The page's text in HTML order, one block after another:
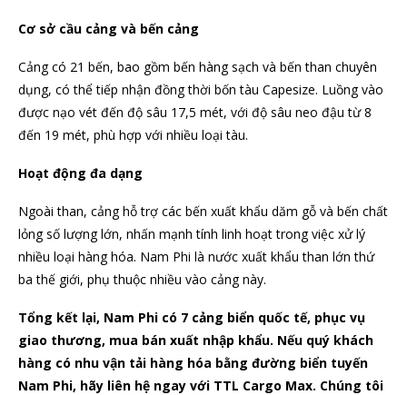
Cơ sở cầu cảng và bến cảng
Cảng có 21 bến, bao gồm bến hàng sạch và bến than chuyên
dụng, có thể tiếp nhận đồng thời bốn tàu Capesize. Luồng vào
được nạo vét đến độ sâu 17,5 mét, với độ sâu neo đậu từ 8
đến 19 mét, phù hợp với nhiều loại tàu.
Hoạt động đa dạng
Ngoài than, cảng hỗ trợ các bến xuất khẩu dăm gỗ và bến chất
lỏng số lượng lớn, nhấn mạnh tính linh hoạt trong việc xử lý
nhiều loại hàng hóa. Nam Phi là nước xuất khẩu than lớn thứ
ba thế giới, phụ thuộc nhiều vào cảng này.
Tổng kết lại, Nam Phi có 7 cảng biển quốc tế, phục vụ
giao thương, mua bán xuất nhập khẩu. Nếu quý khách
hàng có nhu vận tải hàng hóa bằng đường biển tuyến
Nam Phi, hãy liên hệ ngay với TTL Cargo Max. Chúng tôi